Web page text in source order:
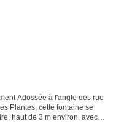
Adossée à l'angle des rue
Plantes, cette fontaine se
haut de 3 m environ, avec